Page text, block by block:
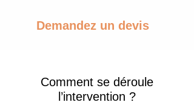
Demandez un devis
Comment se déroule
l’intervention ?